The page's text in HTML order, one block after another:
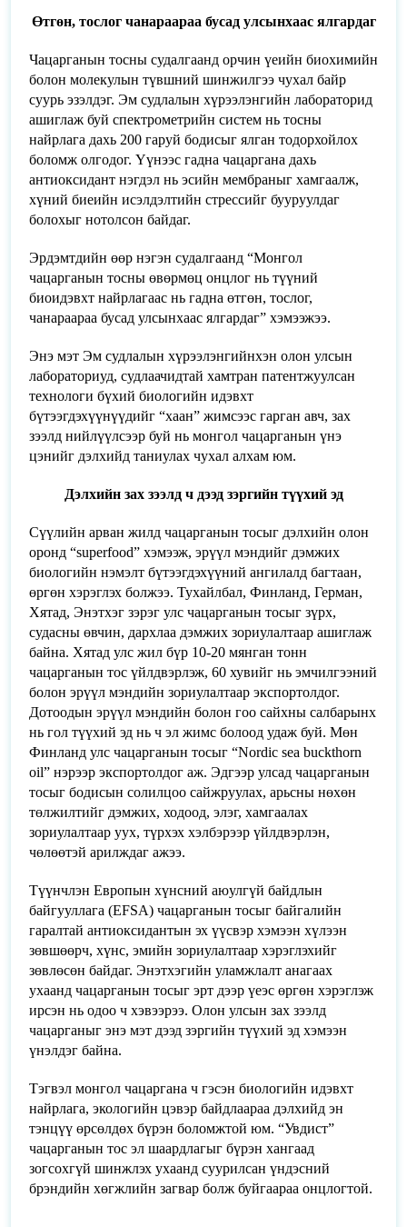
Өтгөн, тослог чанараараа бусад улсынхаас ялгардаг
Чацарганын тосны судалгаанд орчин үеийн биохимийн
болон молекулын түвшний шинжилгээ чухал байр
суурь эзэлдэг. Эм судлалын хүрээлэнгийн лабораторид
ашиглаж буй спектрометрийн систем нь тосны
найрлага дахь 200 гаруй бодисыг ялган тодорхойлох
боломж олгодог. Үүнээс гадна чацаргана дахь
антиоксидант нэгдэл нь эсийн мембраныг хамгаалж,
хүний биеийн исэлдэлтийн стрессийг бууруулдаг
болохыг нотолсон байдаг.
Эрдэмтдийн өөр нэгэн судалгаанд “Монгол
чацарганын тосны өвөрмөц онцлог нь түүний
биоидэвхт найрлагаас нь гадна өтгөн, тослог,
чанараараа бусад улсынхаас ялгардаг” хэмээжээ.
Энэ мэт Эм судлалын хүрээлэнгийнхэн олон улсын
лабораториуд, судлаачидтай хамтран патентжуулсан
технологи бүхий биологийн идэвхт
бүтээгдэхүүнүүдийг “хаан” жимсээс гарган авч, зах
зээлд нийлүүлсээр буй нь монгол чацарганын үнэ
цэнийг дэлхийд таниулах чухал алхам юм.
Дэлхийн зах зээлд ч дээд зэргийн түүхий эд
Сүүлийн арван жилд чацарганын тосыг дэлхийн олон
оронд “superfood” хэмээж, эрүүл мэндийг дэмжих
биологийн нэмэлт бүтээгдэхүүний ангилалд багтаан,
өргөн хэрэглэх болжээ. Тухайлбал, Финланд, Герман,
Хятад, Энэтхэг зэрэг улс чацарганын тосыг зүрх,
судасны өвчин, дархлаа дэмжих зориулалтаар ашиглаж
байна. Хятад улс жил бүр 10-20 мянган тонн
чацарганын тос үйлдвэрлэж, 60 хувийг нь эмчилгээний
болон эрүүл мэндийн зориулалтаар экспортолдог.
Дотоодын эрүүл мэндийн болон гоо сайхны салбарынх
нь гол түүхий эд нь ч эл жимс болоод удаж буй. Мөн
Финланд улс чацарганын тосыг “Nordic sea buckthorn
oil” нэрээр экспортолдог аж. Эдгээр улсад чацарганын
тосыг бодисын солилцоо сайжруулах, арьсны нөхөн
төлжилтийг дэмжих, ходоод, элэг, хамгаалах
зориулалтаар уух, түрхэх хэлбэрээр үйлдвэрлэн,
чөлөөтэй арилждаг ажээ.
Түүнчлэн Европын хүнсний аюулгүй байдлын
байгууллага (EFSA) чацарганын тосыг байгалийн
гаралтай антиоксидантын эх үүсвэр хэмээн хүлээн
зөвшөөрч, хүнс, эмийн зориулалтаар хэрэглэхийг
зөвлөсөн байдаг. Энэтхэгийн уламжлалт анагаах
ухаанд чацарганын тосыг эрт дээр үеэс өргөн хэрэглэж
ирсэн нь одоо ч хэвээрээ. Олон улсын зах зээлд
чацарганыг энэ мэт дээд зэргийн түүхий эд хэмээн
үнэлдэг байна.
Тэгвэл монгол чацаргана ч гэсэн биологийн идэвхт
найрлага, экологийн цэвэр байдлаараа дэлхийд эн
тэнцүү өрсөлдөх бүрэн боломжтой юм. “Увдист”
чацарганын тос эл шаардлагыг бүрэн хангаад
зогсохгүй шинжлэх ухаанд суурилсан үндэсний
брэндийн хөгжлийн загвар болж буйгаараа онцлогтой.